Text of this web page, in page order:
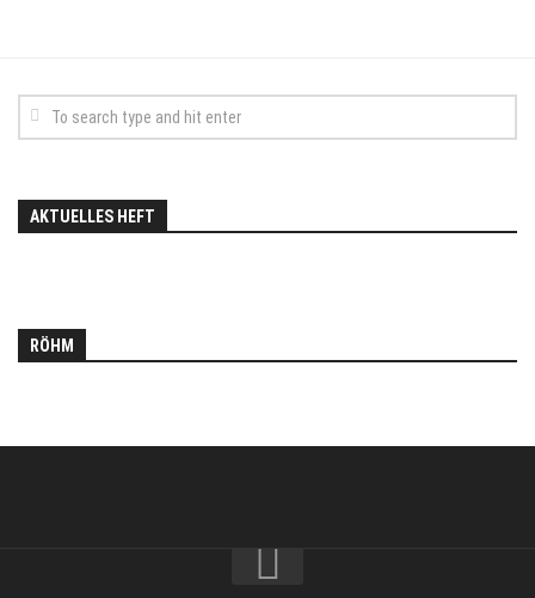
AKTUELLES HEFT
RÖHM